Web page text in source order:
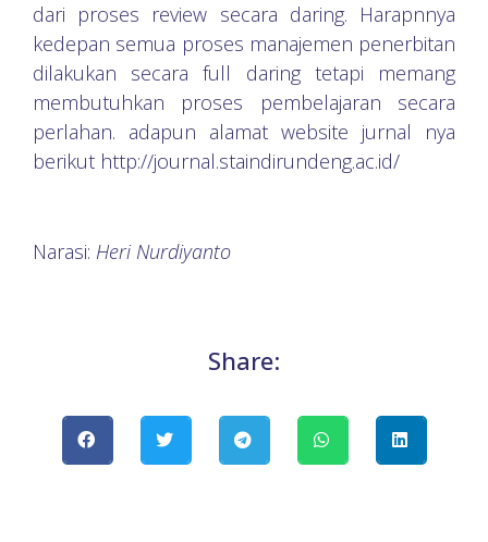
dari proses review secara daring. Harapnnya
kedepan semua proses manajemen penerbitan
dilakukan secara full daring tetapi memang
membutuhkan proses pembelajaran secara
perlahan. adapun alamat website jurnal nya
berikut http://journal.staindirundeng.ac.id/
Narasi: Heri Nurdiyanto
Share: